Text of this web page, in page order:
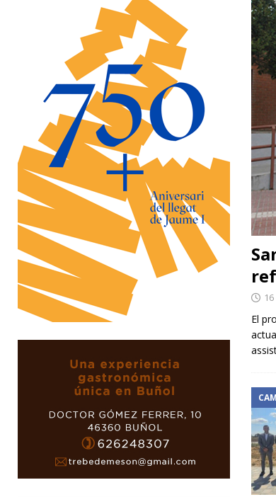
[ 6 d'agost de 2026 ]
La Generalitat
empreses valencianes afectades per la
[ 6 d'agost de 2026 ]
La Diputació de
campanya d’excavacions en 2026
El